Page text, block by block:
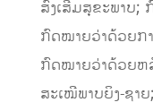
ສົ່ງເສີມສຸຂະພາບ;
ກົດໝາຍວ່າດ້ວຍກ
ກົດໝາຍວ່າດ້ວຍ
ສະເໝີພາບຍິງ-ຊາ